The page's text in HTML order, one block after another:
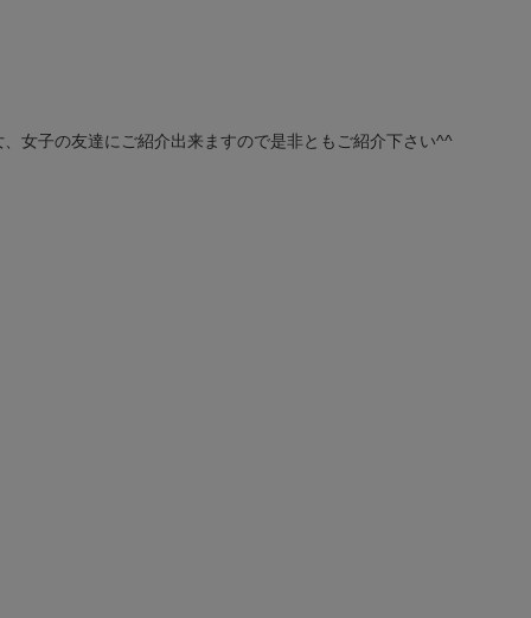
女子の友達にご紹介出来ますので是非ともご紹介下さい^^